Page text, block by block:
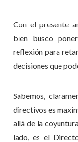
Con el presente
bien busco
reflexión para
decisiones que
Sabemos,
directivos es
allá de la
lado, es el